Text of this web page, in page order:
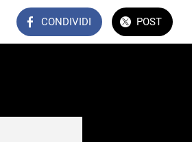
CONDIVIDI POST